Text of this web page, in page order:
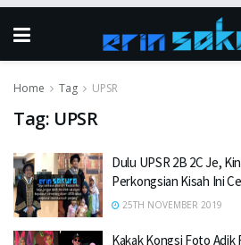
Home Tag UPSR
Tag: UPSR
Dulu UPSR 2B 2C Je,
Perkongsian Kisah Ini
25TH NOVEMBER 2019
Kakak Kongsi Foto Adik